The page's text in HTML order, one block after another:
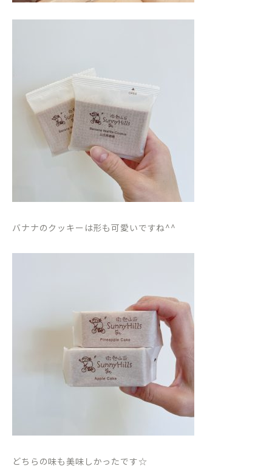
バナナのクッキーは形も可愛いですね^^
どちらの味も美味しかったです☆